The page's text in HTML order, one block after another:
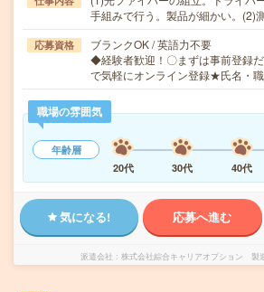
手組みで行う。製品が細かい。(2)
応募資格
ブランクOK / 英語力不要
◆経験者歓迎！〇まずは事前登録
で気軽にオンライン登録★氏名・
職場の雰囲気
年齢層
20代
30代 40代
気になる! 応募へ進む
派遣会社 株式会社綜合キャリアオプション 製